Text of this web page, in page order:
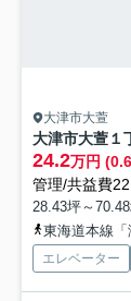
大津市大萱
大津市大萱１
24.2万円
管理/共益費
28.43坪～
東海道本線
エレベーター